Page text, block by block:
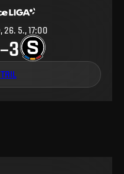
26. 5., 17:00
–3